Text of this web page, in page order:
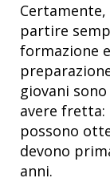
partire
formazione
giovani
avere
possono
devono
anni.